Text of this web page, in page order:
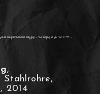
,
Stahlrohre,
2014